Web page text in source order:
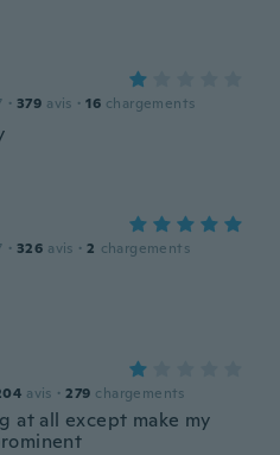
· 379 avis · 16 chargements
· 326 avis · 2 chargements
avis · 279 chargements
at all except make my